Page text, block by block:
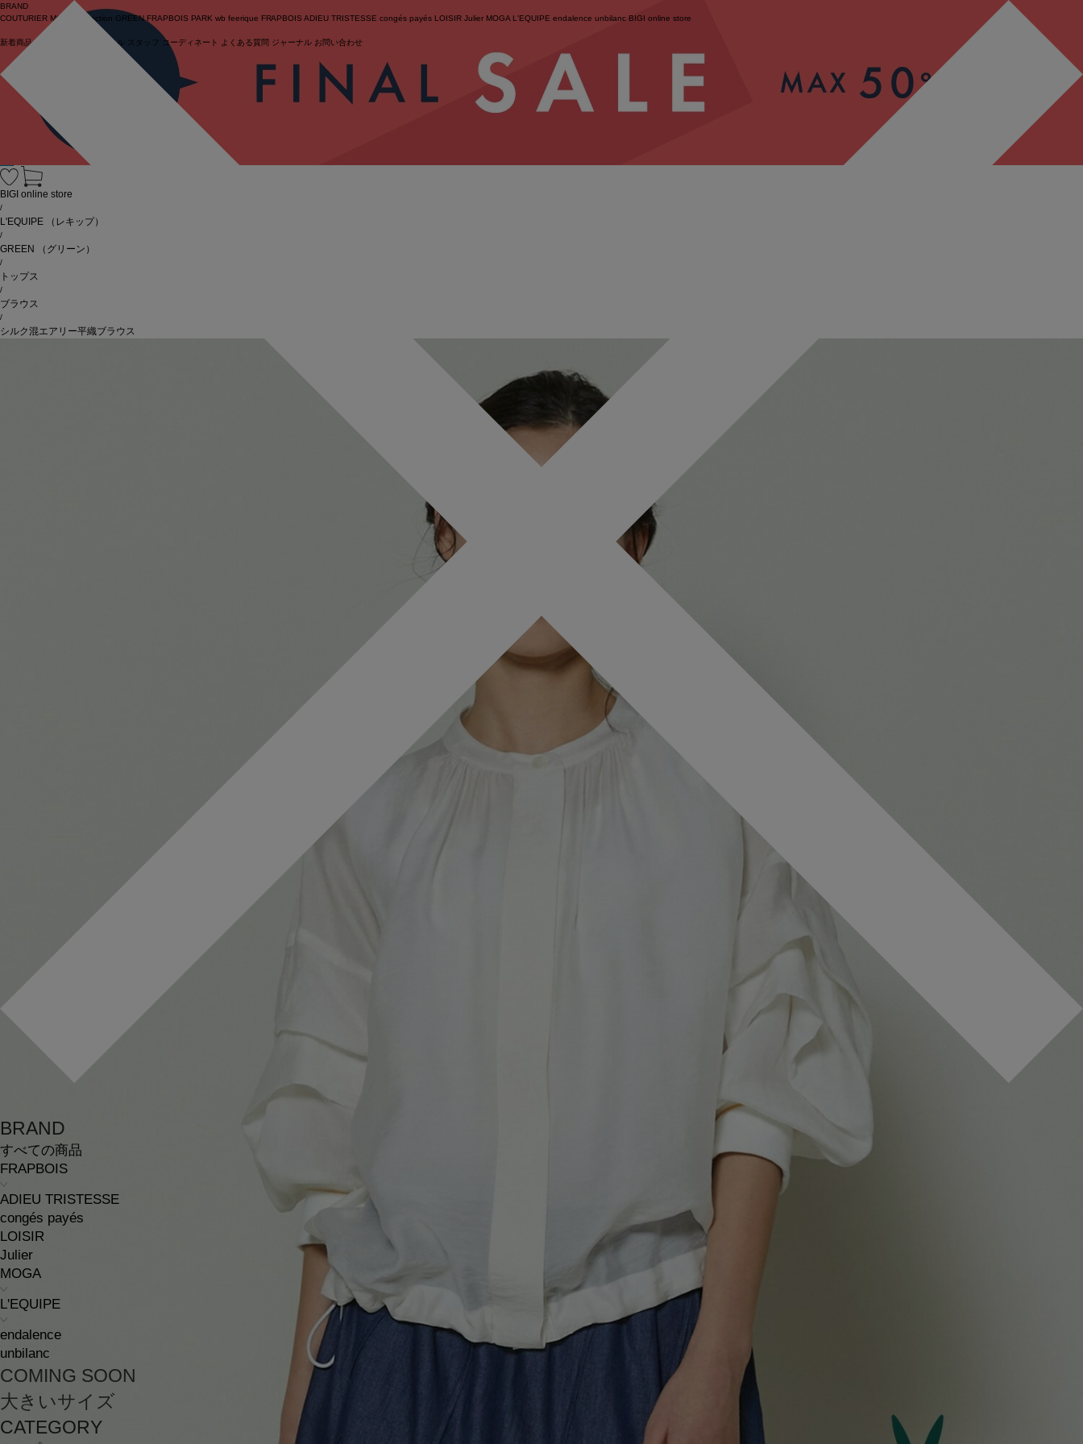
BRAND
COUTURIER MOGA Collection GREEN FRAPBOIS PARK wb feerique FRAPBOIS ADIEU TRISTESSE congés payés LOISIR Julier MOGA L'EQUIPE endalence unbilanc BIGI online store
新着商品 (ライブ) セール スタッフ コーディネート よくある質問 ジャーナル お問い合わせ
BRAND
すべての商品
FRAPBOIS
ADIEU TRISTESSE
congés payés
LOISIR
Julier
MOGA
L'EQUIPE
endalence
unbilanc
COMING SOON
大きいサイズ
CATEGORY
BIGI online store
/
L'EQUIPE （レキップ）
/
GREEN （グリーン）
/
トップス
/
ブラウス
/
シルク混エアリー平織ブラウス